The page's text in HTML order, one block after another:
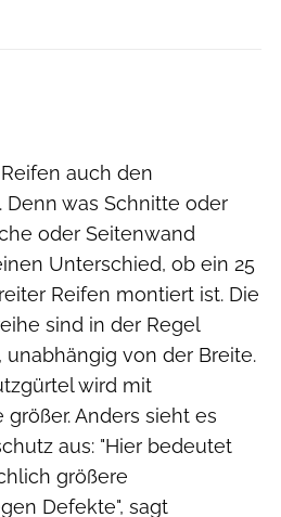
auch den
Denn was Schnitte oder
oder Seitenwand
Unterschied, ob ein 25
Reifen montiert ist. Die
sind in der Regel
von der Breite.
wird mit
Anders sieht es
aus: "Hier bedeutet
größere
Defekte", sagt